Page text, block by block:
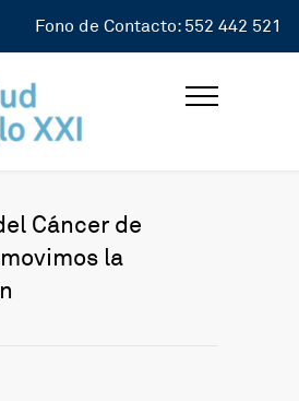
Fono de Contacto: 552 442 521
Cáncer de
la